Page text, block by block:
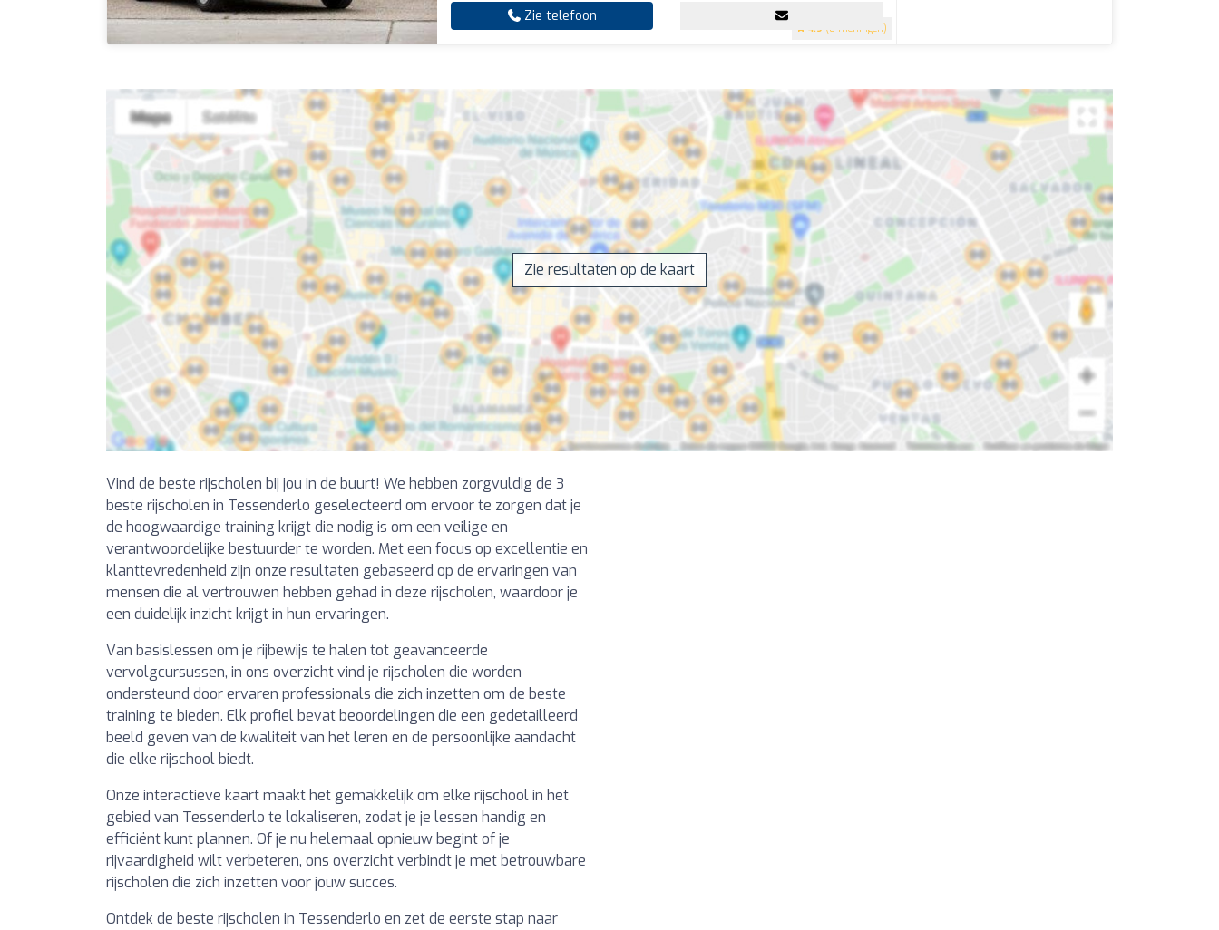
4.9 (8 meningen)
Zie telefoon
Zie resultaten op de kaart
Vind de beste rijscholen bij jou in de buurt! We hebben zorgvuldig de 3
beste rijscholen in Tessenderlo geselecteerd om ervoor te zorgen dat je
de hoogwaardige training krijgt die nodig is om een veilige en
verantwoordelijke bestuurder te worden. Met een focus op excellentie en
klanttevredenheid zijn onze resultaten gebaseerd op de ervaringen van
mensen die al vertrouwen hebben gehad in deze rijscholen, waardoor je
een duidelijk inzicht krijgt in hun ervaringen.
Van basislessen om je rijbewijs te halen tot geavanceerde
vervolgcursussen, in ons overzicht vind je rijscholen die worden
ondersteund door ervaren professionals die zich inzetten om de beste
training te bieden. Elk profiel bevat beoordelingen die een gedetailleerd
beeld geven van de kwaliteit van het leren en de persoonlijke aandacht
die elke rijschool biedt.
Onze interactieve kaart maakt het gemakkelijk om elke rijschool in het
gebied van Tessenderlo te lokaliseren, zodat je je lessen handig en
efficiënt kunt plannen. Of je nu helemaal opnieuw begint of je
rijvaardigheid wilt verbeteren, ons overzicht verbindt je met betrouwbare
rijscholen die zich inzetten voor jouw succes.
Ontdek de beste rijscholen in Tessenderlo en zet de eerste stap naar